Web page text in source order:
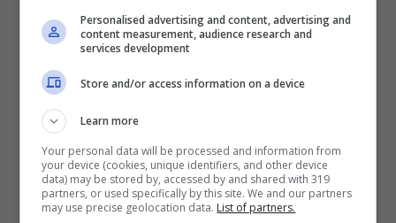
Matias Soule, tesoretto in vista per la Juve (Ansa Foto) –
Stopandgoal.net
Personalised advertising and content, advertising and
content measurement, audience research and
services development
Store and/or access information on a device
Learn more
Your personal data will be processed and information from
your device (cookies, unique identifiers, and other device
data) may be stored by, accessed by and shared with 319
partners, or used specifically by this site. We and our partners
may use precise geolocation data. List of partners.